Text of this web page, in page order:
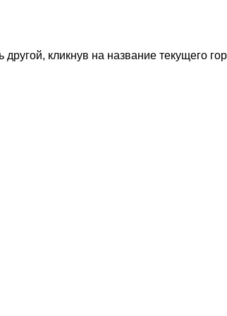
кликнув на название текущего